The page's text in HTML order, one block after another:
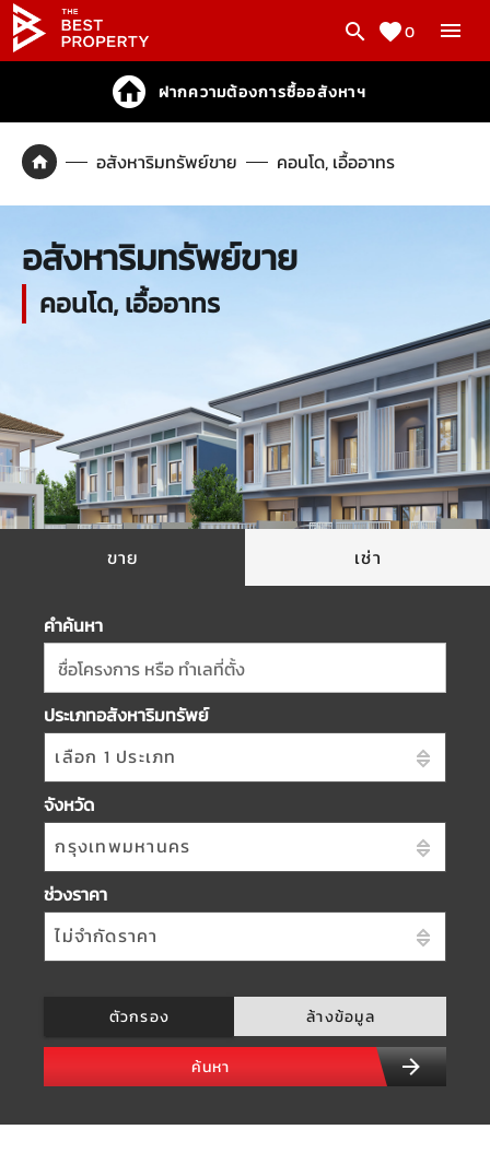
0
ฝากความต้องการซื้ออสังหาฯ
อสังหาริมทรัพย์ขาย คอนโด, เอื้ออาทร
อสังหาริมทรัพย์ขาย
คอนโด, เอื้ออาทร
ขาย เช่า
คำค้นหา
ชื่อโครงการ หรือ ทำเลที่ตั้ง
ประเภทอสังหาริมทรัพย์
เลือก 1 ประเภท
จังหวัด
กรุงเทพมหานคร
ช่วงราคา
ไม่จำกัดราคา
ตัวกรอง ล้างข้อมูล
ค้นหา